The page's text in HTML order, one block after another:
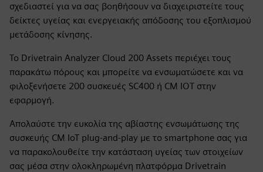
σχεδιαστεί για να σας βοηθήσουν να διαχειριστείτε τους
δείκτες υγείας και ενεργειακής απόδοσης του εξοπλισμού
μετάδοσης κίνησης.
Το Drivetrain Analyzer Cloud 200 Assets περιέχει τους
παρακάτω πόρους και μπορείτε να ενσωματώσετε και να
φιλοξενήσετε 200 συσκευές SC400 ή CM IOT στην
εφαρμογή.
Απολαύστε την ευκολία της αβίαστης ενσωμάτωσης της
συσκευής CM IoT plug-and-play με το smartphone σας για
να παρακολουθείτε την κατάσταση υγείας των στοιχείων
σας μέσα στην ολοκληρωμένη πλατφόρμα Drivetrain